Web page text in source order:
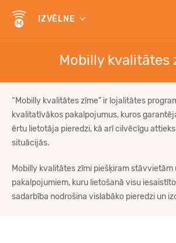
IZVĒLNE
Mobilly kvalitātes
“Mobilly kvalitātes zīme” ir lojalitātes
kvalitatīvākos pakalpojumus, kuros
ērtu lietotāja pieredzi, kā arī cilvēcīgu
situācijās.
Mobilly kvalitātes zīmi piešķiram stāvvietām
pakalpojumiem, kuru lietošanā visu
sadarbība nodrošina vislabāko pieredzi un